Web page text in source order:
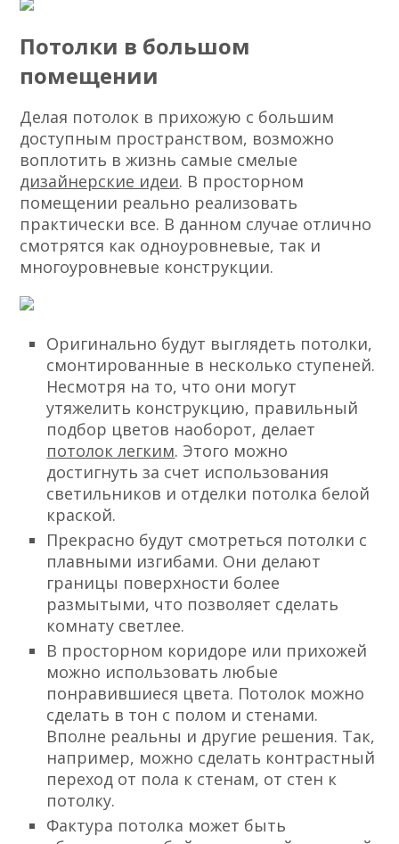
Потолки в большом
помещении
Делая потолок в прихожую с большим
доступным пространством, возможно
воплотить в жизнь самые смелые
дизайнерские идеи. В просторном
помещении реально реализовать
практически все. В данном случае отлично
смотрятся как одноуровневые, так и
многоуровневые конструкции.
Оригинально будут выглядеть потолки,
смонтированные в несколько ступеней.
Несмотря на то, что они могут
утяжелить конструкцию, правильный
подбор цветов наоборот, делает
потолок легким. Этого можно
достигнуть за счет использования
светильников и отделки потолка белой
краской.
Прекрасно будут смотреться потолки с
плавными изгибами. Они делают
границы поверхности более
размытыми, что позволяет сделать
комнату светлее.
В просторном коридоре или прихожей
можно использовать любые
понравившиеся цвета. Потолок можно
сделать в тон с полом и стенами.
Вполне реальны и другие решения. Так,
например, можно сделать контрастный
переход от пола к стенам, от стен к
потолку.
Фактура потолка может быть